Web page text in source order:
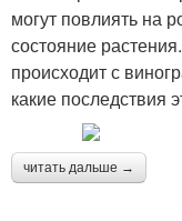
могут повлиять на
состояние
происходит с
какие последствия
читать дальше →